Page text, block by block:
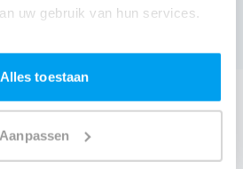
uw gebruik van hun services.
Alles toestaan
Aanpassen
in Woodies Eten en
in Woodies Eten en